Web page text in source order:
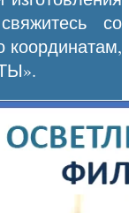
со
координатам,